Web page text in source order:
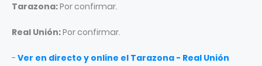
Tarazona:Por confirmar.
Real Unión:Por confirmar.
- Ver en directo y online el Tarazona - Real Unión